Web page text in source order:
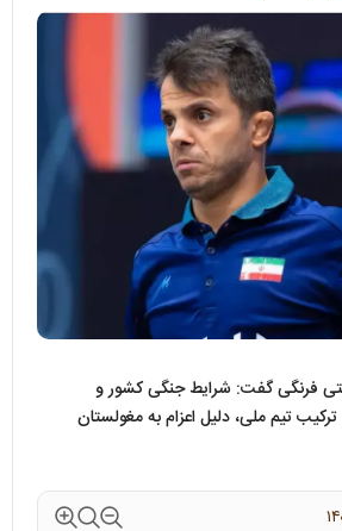
فرنگی گفت: شرایط جنگی کشور و
تیم ملی، دلیل اعزام به مغولستان